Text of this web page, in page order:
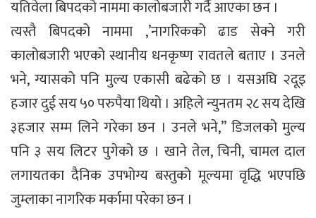
यतिवेला बिपदको नाममा कालोबजारी गर्दै आएका छन ।
त्यस्तै बिपदको नाममा ,’नागरिकको ढाड सेक्ने गरी
कालोबजारी भएको स्थानीय धनकृष्ण रावतले बताए । उनले
भने, ग्यासको पनि मुल्य एकासी बढेको छ । यसअघि २दूइ
हजार दुई सय ५० परुपैया थियो । अहिले न्युनतम २८ सय देखि
३हजार सम्म लिने गरेका छन । उनले भने,” डिजलको मुल्य
पनि ३ सय लिटर पुगेको छ । खाने तेल, चिनी, चामल दाल
लगायतका दैनिक उपभोग्य बस्तुको मूल्यमा वृद्धि भएपछि
जुम्लाका नागरिक मर्कामा परेका छन ।